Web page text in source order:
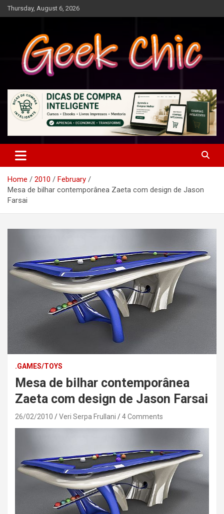
Skip
to
Thursday, August 6, 2026
Geek Chic
Home 2010
February
Mesa de bilhar contemporânea Zaeta com design de Jason
Farsai
.GAMES/TOYS
Mesa de bilhar contemporânea
Zaeta com design de Jason Farsai
26/02/2010 Veri Serpa Frullani 4 Comments